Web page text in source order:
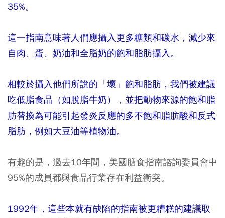
35%。
這一指南意味著人們應攝入更多糖類和碳水，減少來
自肉、蛋、奶油和全脂奶的飽和脂肪攝入。
相較於攝入他們所說的「壞」飽和脂肪，我們被建議
吃低脂食品（如脫脂牛奶），並把動物來源的飽和脂
肪替換為可能引起發炎反應的多不飽和脂肪酸和反式
脂肪，例如大豆油等植物油。
有趣的是，過去10年間，美國膳食指南諮詢委員會中
95%的成員都與食品行業存在利益衝突。
1992年，這些本就有缺陷的指南被更糟糕的建議取